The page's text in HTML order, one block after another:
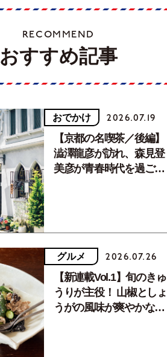
RECOMMEND
おすすめ記事
おでかけ 2026.07.19
【京都の名喫茶／後編】
澁澤龍彦が訪れ、森見登
美彦が青春時代を過ごし
グルメ 2026.07.26
【新連載Vol.1】旬のきゅ
うりが主役！ 山椒としょ
うがの風味が爽やかな、